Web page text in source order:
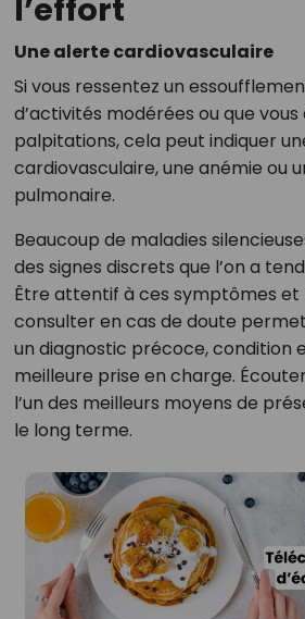
l’effort
Une alerte cardiovasculaire
Si vous ressentez un
d’activités modérées ou que vous
palpitations, cela peut indiquer
cardiovasculaire, une anémie ou
pulmonaire.
Beaucoup de maladies
des signes discrets que l’on a
Être attentif à ces symptômes et
consulter en cas de doute
un diagnostic précoce, condition
meilleure prise en charge.
l’un des meilleurs moyens de
le long terme.